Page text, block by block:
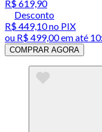
R$ 619,90
Desconto
R$ 449,10no PIX
ou R$ 499,00em até
COMPRAR AGORA